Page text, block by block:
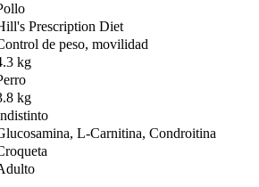
Prescription Diet
de peso, movilidad
kg
kg
L-Carnitina, Condroitina